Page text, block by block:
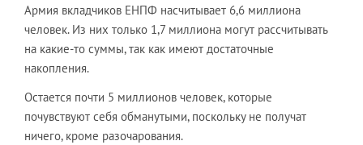
Армия вкладчиков ЕНПФ насчитывает 6,6 миллиона
человек. Из них только 1,7 миллиона могут рассчитывать
на какие-то суммы, так как имеют достаточные
накопления.
Остается почти 5 миллионов человек, которые
почувствуют себя обманутыми, поскольку не получат
ничего, кроме разочарования.